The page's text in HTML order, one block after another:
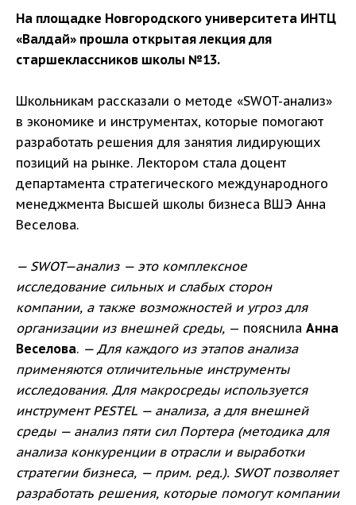
На площадке Новгородского университета ИНТЦ
«Валдай» прошла открытая лекция для
старшеклассников школы №13.
Школьникам рассказали о методе «SWOT-анализ»
в экономике и инструментах, которые помогают
разработать решения для занятия лидирующих
позиций на рынке. Лектором стала доцент
департамента стратегического международного
менеджмента Высшей школы бизнеса ВШЭ Анна
Веселова.
— SWOT—анализ — это комплексное
исследование сильных и слабых сторон
компании, а также возможностей и угроз для
организации из внешней среды, — пояснила Анна
Веселова. — Для каждого из этапов анализа
применяются отличительные инструменты
исследования. Для макросреды используется
инструмент PESTEL — анализа, а для внешней
среды — анализ пяти сил Портера (методика для
анализа конкуренции в отрасли и выработки
стратегии бизнеса, — прим. ред.). SWOT позволяет
разработать решения, которые помогут компании